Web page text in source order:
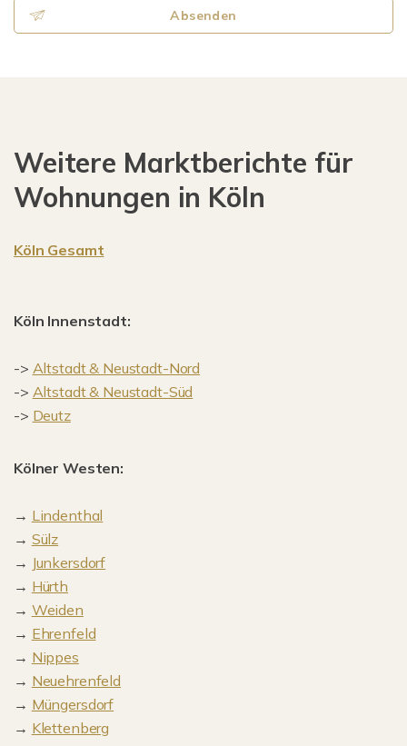
Absenden
Weitere Marktberichte für
Wohnungen in Köln
Köln Gesamt
Köln Innenstadt:
-> Altstadt & Neustadt-Nord
-> Altstadt & Neustadt-Süd
-> Deutz
Kölner Westen:
→ Lindenthal
→ Sülz
→ Junkersdorf
→ Hürth
→ Weiden
→ Ehrenfeld
→ Nippes
→ Neuehrenfeld
→ Müngersdorf
→ Klettenberg